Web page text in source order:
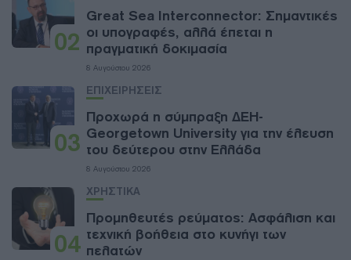
02
Great Sea Interconnector: Σημαντικές
οι υπογραφές, αλλά έπεται η
πραγματική δοκιμασία
8 Αυγούστου 2026
03
ΕΠΙΧΕΙΡΗΣΕΙΣ
Προχωρά η σύμπραξη ΔΕΗ-
Georgetown University για την έλευση
του δεύτερου στην Ελλάδα
8 Αυγούστου 2026
04
ΧΡΗΣΤΙΚΑ
Προμηθευτές ρεύματος: Ασφάλιση και
τεχνική βοήθεια στο κυνήγι των
πελατών